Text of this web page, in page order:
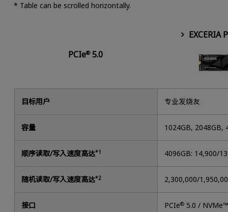
* Table can be scrolled horizontally.
PCIe®5.0
EXCERIA
目标用户 专业发烧友
容量 1024GB, 2048GB,
顺序读取/写入速度高达*1 4096GB: 14,900/
随机读取/写入速度高达*2 2,300,000/
接口 PCIe® 5.0 /